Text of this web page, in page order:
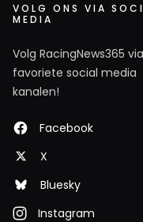
VOLG ONS VIA
MEDIA
Volg RacingNews365
favoriete social media
kanalen!
Facebook
X
Bluesky
Instagram